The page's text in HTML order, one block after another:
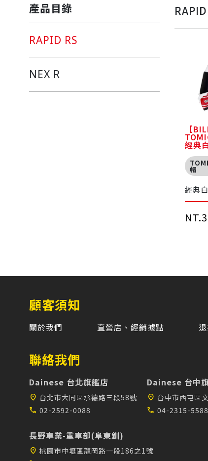
產品目錄
RAPID RS
NEX R
【
經典
帽
經典
軸，
顧客須知
關於我們 直營店、經銷據點
聯絡我們
Dainese 台北旗艦店
location_on 台北市大同區承德路三段58號
call 02-2592-0088
Dainese 台中
location_on 台中市西屯區
call 04-2315-5588
長野車業-重車部(阜東釧)
location_on 桃園市中壢區龍岡路一段186之1號